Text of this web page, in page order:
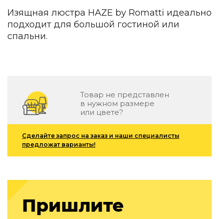
Уличная и садовая мебель
Фитнес и wellness-оборудование
Коллекции
Все коллекции мебели
Подбор, производство и комплектация по вашему
Декор
По типу
Предметы интерьера
Зеркала
Вентиляторы
Ковры
Изящная люстра HAZE by Romatti идеально
подходит для большой гостиной или
спальни.
Товар не представлен
в нужном размере
или цвете?
Сделайте запрос на заказ и наши специалисты
предложат варианты!
Пришлите